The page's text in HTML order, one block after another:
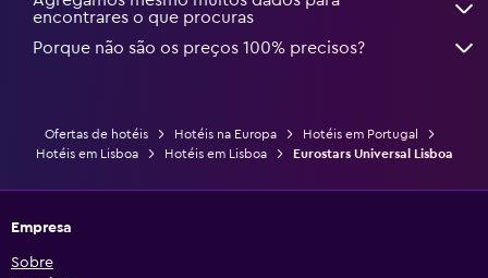
encontrares o que procuras
Porque não são os preços 100% precisos?
Ofertas de hotéis Hotéis na Europa
Hotéis em Portugal
Hotéis em Lisboa
Hotéis em Lisboa Eurostars Universal Lisboa
Empresa
Sobre